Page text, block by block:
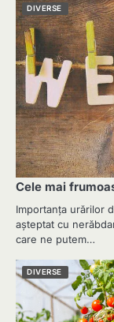
DIVERSE
Cele mai
Importanța urărilor
așteptat cu
care ne putem…
DIVERSE